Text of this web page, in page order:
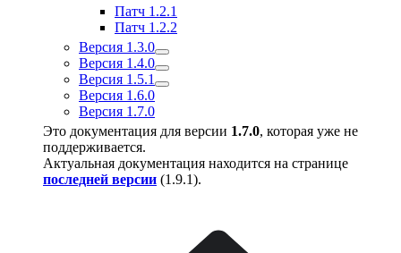
Патч 1.2.1
Патч 1.2.2
Версия 1.3.0
Версия 1.4.0
Версия 1.5.1
Версия 1.6.0
Версия 1.7.0
Это документация для версии 1.7.0, которая уже не
поддерживается.
Актуальная документация находится на странице
последней версии (1.9.1).